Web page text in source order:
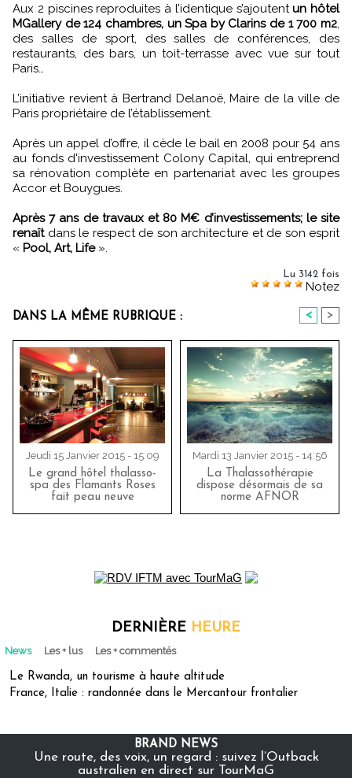
Aux 2 piscines reproduites à l’identique s’ajoutentun hôtel
MGallery de 124 chambres, un Spa by Clarins de 1 700 m2
des salles de sport, des salles de conférences, des
restaurants, des bars, un toit-terrasse avec vue sur tout
Paris…
L’initiative revient à Bertrand Delanoë, Maire de la ville de
Paris propriétaire de l’établissement.
Après un appel d’offre, il cède le bail en 2008 pour 54 ans
au fonds d'investissement Colony Capital, qui entreprend
sa rénovation complète en partenariat avec les groupes
Accor et Bouygues.
Après 7 ans de travaux et 80 M€ d’investissements; le site
renaîtdans le respect de son architecture et de son esprit
« Pool, Art, Life».
Lu 3142 fois
Notez
DANS LA MÊME RUBRIQUE : < >
Jeudi 15 Janvier 2015 - 15:09
Le grand hôtel thalasso-
spa des Flamants Roses
fait peau neuve
Mardi 13 Janvier 2015 - 14:56
La Thalassothérapie
dispose désormais de sa
norme AFNOR
DERNIÈRE HEURE
News Les + lus Les + commentés
Le Rwanda, un tourisme à haute altitude
France, Italie : randonnée dans le Mercantour frontalier
BRAND NEWS
Une route, des voix, un regard : suivez l’Outback
australien en direct sur TourMaG